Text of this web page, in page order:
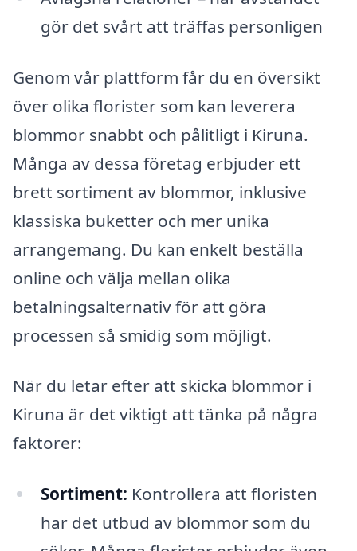
gör det svårt att träffas personligen
Genom vår plattform får du en översikt
över olika florister som kan leverera
blommor snabbt och pålitligt i Kiruna.
Många av dessa företag erbjuder ett
brett sortiment av blommor, inklusive
klassiska buketter och mer unika
arrangemang. Du kan enkelt beställa
online och välja mellan olika
betalningsalternativ för att göra
processen så smidig som möjligt.
När du letar efter att skicka blommor i
Kiruna är det viktigt att tänka på några
faktorer:
Sortiment: Kontrollera att floristen
har det utbud av blommor som du